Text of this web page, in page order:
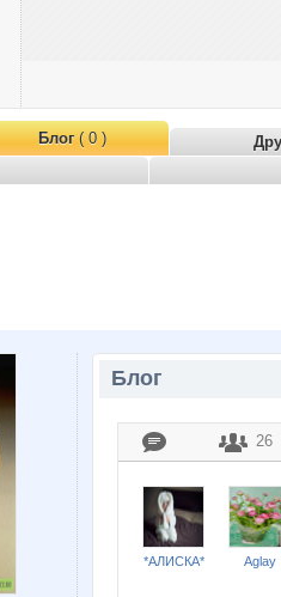
Блог( 0 )
Блог
26
*АЛИСКА* Aglay